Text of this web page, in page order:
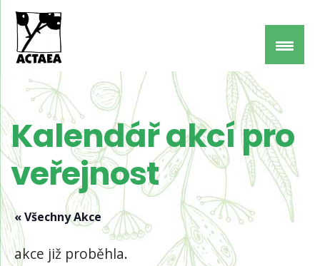
Kalendář akcí pro
veřejnost
« Všechny Akce
akce již proběhla.